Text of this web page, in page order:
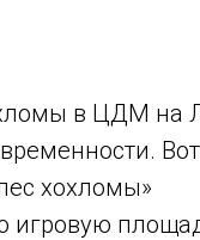
в ЦДМ на
хохломы»
игровую